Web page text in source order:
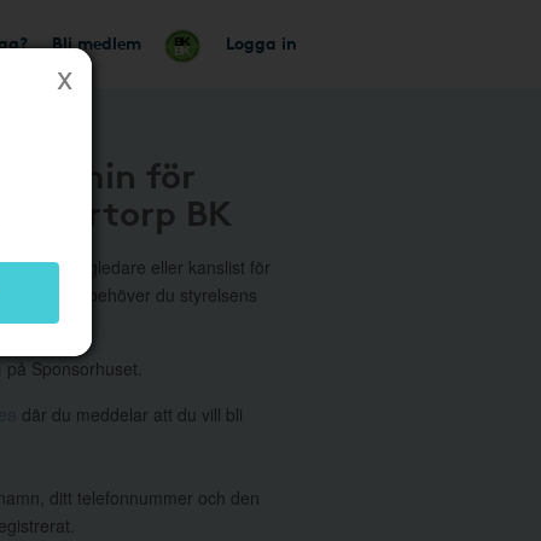
Bli medlem Logga in
Admin för
Kärrtorp BK
lagledare eller kanslist för
annat fall behöver du styrelsens
på Sponsorhuset.
där du meddelar att du vill bli
ditt telefonnummer och den